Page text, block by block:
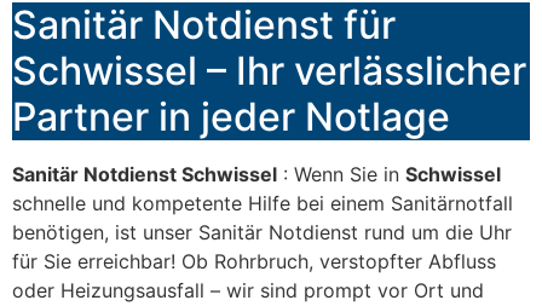
Sanitär Notdienst für
Schwissel – Ihr verlässlicher
Partner in jeder Notlage
Sanitär Notdienst Schwissel : Wenn Sie in Schwissel
schnelle und kompetente Hilfe bei einem Sanitärnotfall
benötigen, ist unser Sanitär Notdienst rund um die Uhr
für Sie erreichbar! Ob Rohrbruch, verstopfter Abfluss
oder Heizungsausfall – wir sind prompt vor Ort und